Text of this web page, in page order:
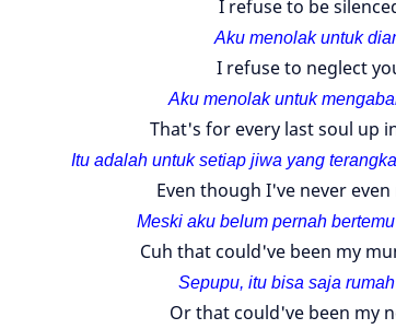
I refuse to be
Aku menolak untuk
I refuse to neglect
Aku menolak untuk
That's for every last soul up
Itu adalah untuk setiap jiwa yang
Even though I've never even
Meski aku belum pernah
Cuh that could've been my
Sepupu, itu bisa saja
Or that could've been my